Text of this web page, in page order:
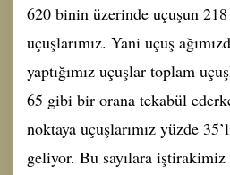
620 binin üzerinde uçuşun
uçuşlarımız. Yani uçuş
yaptığımız uçuşlar toplam
65 gibi bir orana tekabül
noktaya uçuşlarımız yüzde
geliyor. Bu sayılara iştirakimiz